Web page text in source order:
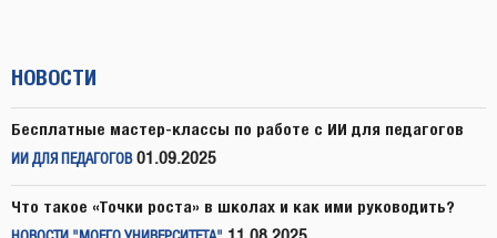
НОВОСТИ
Бесплатные мастер-классы по работе с ИИ для педагогов
ИИ ДЛЯ ПЕДАГОГОВ 01.09.2025
Что такое «Точки роста» в школах и как ими руководить?